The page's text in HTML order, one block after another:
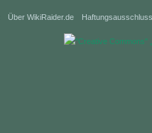
Über WikiRaider.de